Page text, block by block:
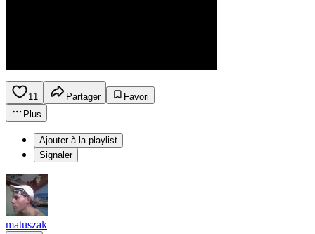
11 Partager
Favori
Plus
Ajouter à la playlist
Signaler
matuszak